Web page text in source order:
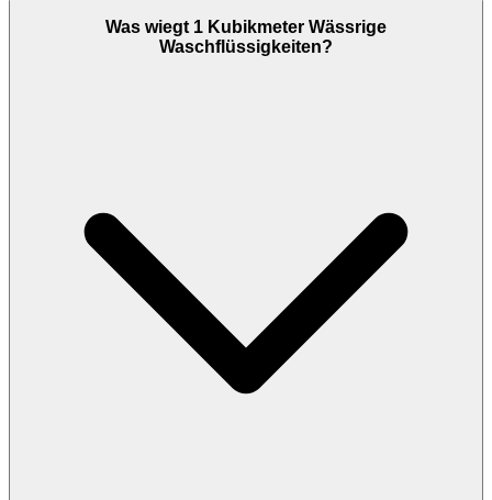
Was wiegt 1 Kubikmeter Wässrige
Waschflüssigkeiten?